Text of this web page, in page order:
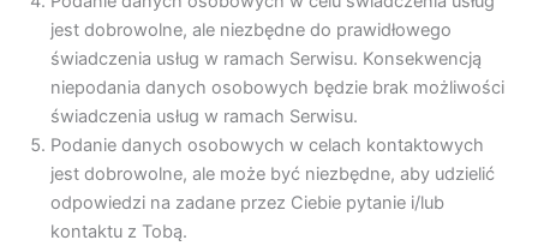
jest dobrowolne, ale niezbędne do prawidłowego
świadczenia usług w ramach Serwisu. Konsekwencją
niepodania danych osobowych będzie brak możliwości
świadczenia usług w ramach Serwisu.
Podanie danych osobowych w celach kontaktowych
jest dobrowolne, ale może być niezbędne, aby udzielić
odpowiedzi na zadane przez Ciebie pytanie i/lub
kontaktu z Tobą.